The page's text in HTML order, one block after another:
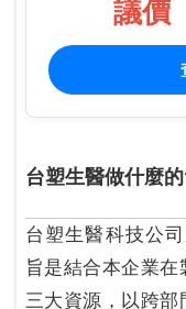
議價
台塑生醫做什麼
台塑生醫科技公
旨是結合本企業
三大資源，以跨部